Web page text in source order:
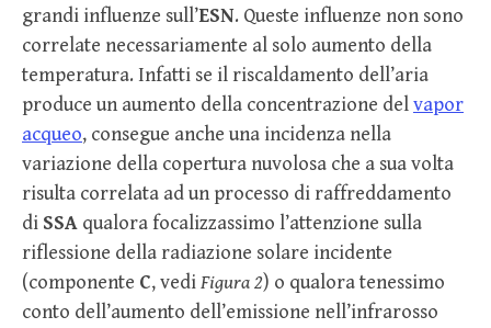
grandi influenze sull’ESN. Queste influenze non sono
correlate necessariamente al solo aumento della
temperatura. Infatti se il riscaldamento dell’aria
produce un aumento della concentrazione delvapor
acqueo, consegue anche una incidenza nella
variazione della copertura nuvolosa che a sua volta
risulta correlata ad un processo di raffreddamento
di SSA qualora focalizzassimo l’attenzione sulla
riflessione della radiazione solare incidente
(componente C, vediFigura 2) o qualora tenessimo
conto dell’aumento dell’emissione nell’infrarosso